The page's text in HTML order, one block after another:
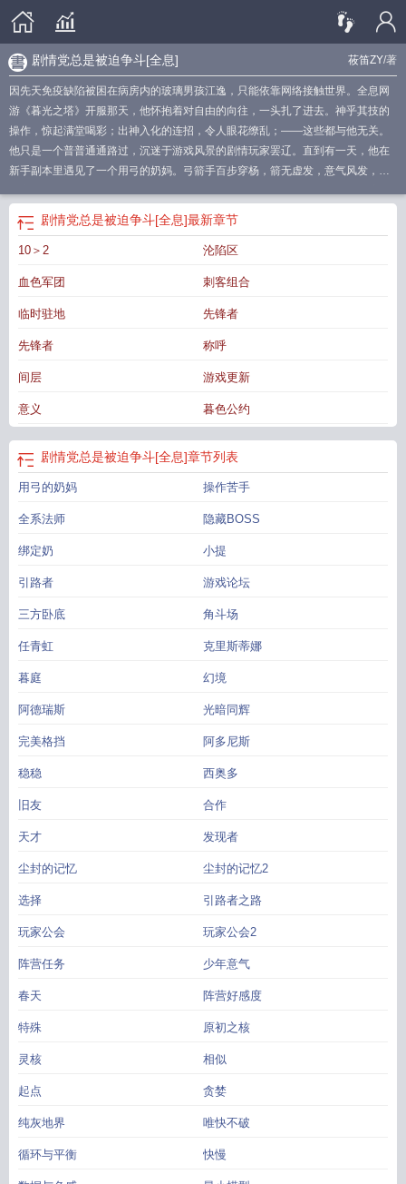
莜笛ZY/著
剧情党总是被迫争斗[全息]
因先天免疫缺陷被困在病房内的玻璃男孩江逸，只能依靠网络接触世界。全息网
游《暮光之塔》开服那天，他怀抱着对自由的向往，一头扎了进去。神乎其技的
操作，惊起满堂喝彩；出神入化的连招，令人眼花缭乱；——这些都与他无关。
他只是一个普普通通路过，沉迷于游戏风景的剧情玩家罢辽。直到有一天，他在
新手副本里遇见了一个用弓的奶妈。弓箭手百步穿杨，箭无虚发，意气风发，一
样，一个用弓的奶妈，和一个另类的法师踏上了他们的游戏征程。他们的目标是
星辰大海——哦不对，是主线剧情。暮色大陆上权利的争锋，崩坏末世中人类不
屈的意志，云潮涌动之上与神抗争的勇气，绚烂星河里永不停止的开拓征程……
公会战玩法。今天刷满一个NPC的好感，开心。一不注意，顺带开了新的战斗系
统。今天开了一条隐藏支线，更开心了。一回头……等等，怎么整个服务器的人
《暮光之塔》主线剧情无比庞杂，支线众多。在所有玩家都在PVE和PVP玩法里
斗得死去活来的时候，有这样两人默默踏足过游戏的每一寸土地，见证每一个故
生命的勇气；理想破灭之人重拾面对未来的信心；天下如此之大，未来如此之
广，他们握着彼此的手，便有了共同迈进的勇气。-玻璃男孩??全系法师受×科研
天才??弓箭手奶妈攻PS：1.我流全息，游戏设定有参考，游戏剧情占比很大2.微
群像，有配角戏份剧情总是在坑我剧情党用什么形容词剧情总在崩坏中快穿什
么是剧情党剧情总是在崩快穿 117. 剧情总是在坑我
情党啥意思
剧情总是坑我
剧情党总是被迫争斗[全息]最新章节
10＞2 沦陷区
血色军团 刺客组合
临时驻地 先锋者
先锋者 称呼
间层 游戏更新
意义 暮色公约
剧情党总是被迫争斗[全息]章节列表
用弓的奶妈 操作苦手
全系法师 隐藏BOSS
绑定奶 小提
引路者 游戏论坛
三方卧底 角斗场
任青虹 克里斯蒂娜
暮庭 幻境
阿德瑞斯 光暗同辉
完美格挡 阿多尼斯
稳稳 西奥多
旧友 合作
天才 发现者
尘封的记忆 尘封的记忆2
选择 引路者之路
玩家公会 玩家公会2
阵营任务 少年意气
春天 阵营好感度
特殊 原初之核
灵核 相似
起点 贪婪
纯灰地界 唯快不破
循环与平衡 快慢